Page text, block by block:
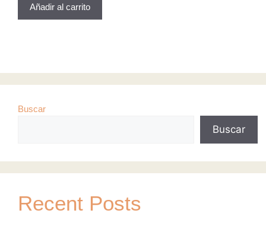
Añadir al carrito
Buscar
Buscar
Recent Posts